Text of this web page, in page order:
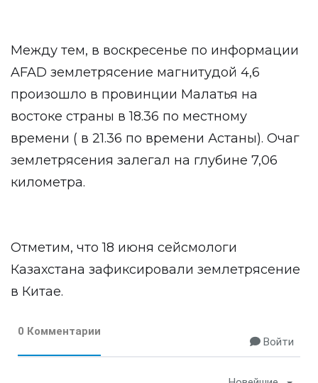
Между тем, в воскресенье по информации
AFAD землетрясение магнитудой 4,6
произошло в провинции Малатья на
востоке страны в 18.36 по местному
времени ( в 21.36 по времени Астаны). Очаг
землетрясения залегал на глубине 7,06
километра.
Отметим, что 18 июня сейсмологи
Казахстана зафиксировали землетрясение
в Китае.
0 Комментарии
Войти